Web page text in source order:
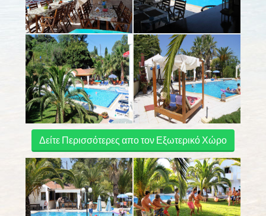
Δείτε Περισσότερες απο τον Εξωτερικό Χώρο